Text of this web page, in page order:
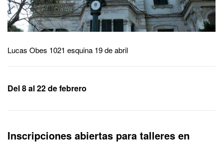
Lucas Obes 1021 esquina 19 de abril
Del 8 al 22 de febrero
Inscripciones abiertas para talleres en